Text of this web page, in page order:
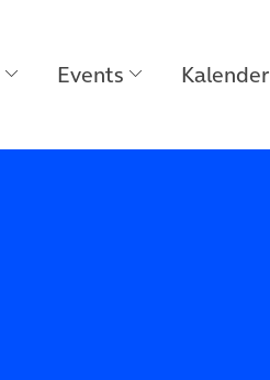
Events Kalender